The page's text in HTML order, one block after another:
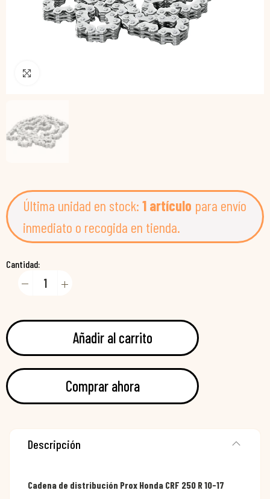
Última unidad en stock: 1 artículo para envío
inmediato o recogida en tienda.
Cantidad:
Añadir al carrito
Comprar ahora
Descripción
Cadena de distribución Prox Honda CRF 250 R 10-17